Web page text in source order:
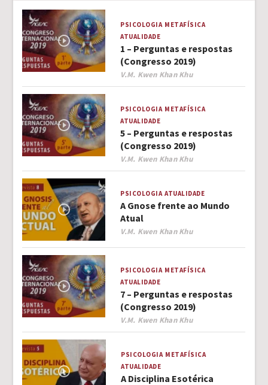
PSICOLOGIA METAFÍSICA
ATUALIDADE
1 – Perguntas e respostas
(Congresso 2019)
Author
V.M. Kwen Khan Khu
PSICOLOGIA METAFÍSICA
ATUALIDADE
5 – Perguntas e respostas
(Congresso 2019)
Author
V.M. Kwen Khan Khu
PSICOLOGIA ATUALIDADE
A Gnose frente ao Mundo
Atual
Author
V.M. Kwen Khan Khu
PSICOLOGIA METAFÍSICA
ATUALIDADE
7 – Perguntas e respostas
(Congresso 2019)
Author
V.M. Kwen Khan Khu
PSICOLOGIA METAFÍSICA
ATUALIDADE
A Disciplina Esotérica